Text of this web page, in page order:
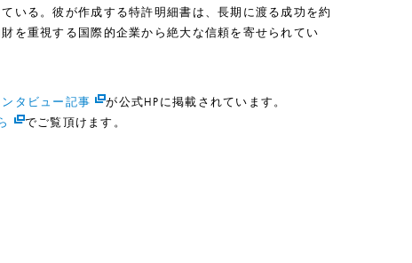
いる。彼が作成する特許明細書は、長期に渡る成功を約
を重視する国際的企業から絶大な信頼を寄せられてい
ンタビュー記事
が公式HPに掲載されています。
でご覧頂けます。